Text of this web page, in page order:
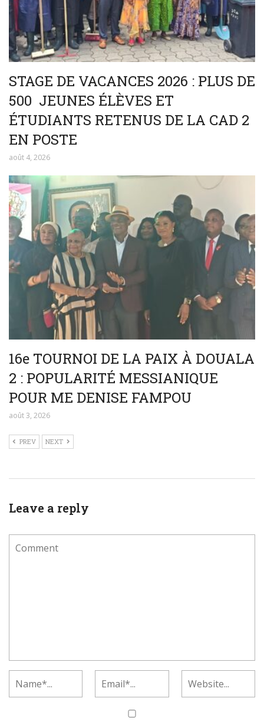
STAGE DE VACANCES 2026 : PLUS DE
500 JEUNES ÉLÈVES ET
ÉTUDIANTS RETENUS DE LA CAD 2
EN POSTE
août 4, 2026
16e TOURNOI DE LA PAIX À DOUALA
2 : POPULARITÉ MESSIANIQUE
POUR ME DENISE FAMPOU
août 3, 2026
PREV NEXT
Leave a reply